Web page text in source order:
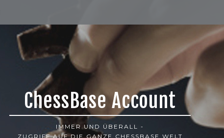
ChessBase Account
IMMER UND ÜBERALL -
ZUGRIFF AUF DIE GANZE CHESSBASE WELT